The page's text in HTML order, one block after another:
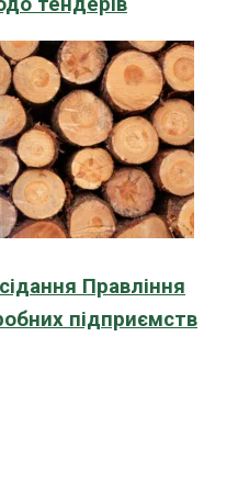
Правління
підприємств